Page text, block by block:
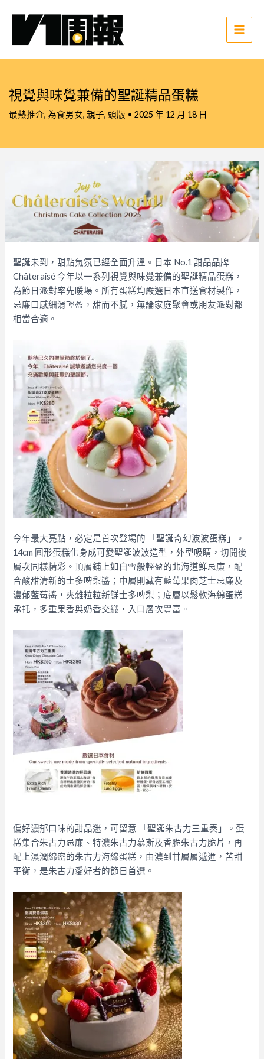
Main
視覺與味覺兼備的聖誕精品蛋糕
最熱推介, 為食男女, 親子, 頭版 • 2025 年 12 月 18 日
聖誕未到，甜點氣氛已經全面升溫。日本 No.1 甜品品牌
Châteraisé 今年以一系列視覺與味覺兼備的聖誕精品蛋糕，
為節日派對率先暖場。所有蛋糕均嚴選日本直送食材製作，
忌廉口感細滑輕盈，甜而不膩，無論家庭聚會或朋友派對都
相當合適。
今年最大亮點，必定是首次登場的 「聖誕奇幻波波蛋糕」。
14cm 圓形蛋糕化身成可愛聖誕波波造型，外型吸睛，切開後
層次同樣精彩。頂層鋪上如白雪般輕盈的北海道鮮忌廉，配
合酸甜清新的士多啤梨醬；中層則藏有藍莓果肉芝士忌廉及
濃郁藍莓醬，夾雜粒粒新鮮士多啤梨；底層以鬆軟海綿蛋糕
承托，多重果香與奶香交織，入口層次豐富。
偏好濃郁口味的甜品迷，可留意 「聖誕朱古力三重奏」。蛋
糕集合朱古力忌廉、特濃朱古力慕斯及香脆朱古力脆片，再
配上濕潤綿密的朱古力海綿蛋糕，由濃到甘層層遞進，苦甜
平衡，是朱古力愛好者的節日首選。